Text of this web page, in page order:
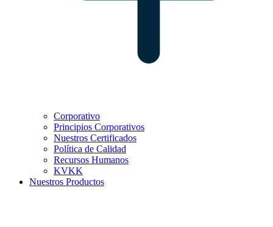
Corporativo
Principios Corporativos
Nuestros Certificados
Política de Calidad
Recursos Humanos
KVKK
Nuestros Productos